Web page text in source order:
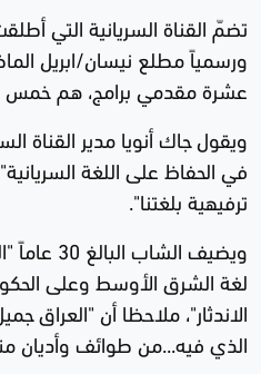
تضمّ القناة السريانية التي
عشرة مقدمي برامج، هم خمس
ويقول جاك أنويا مدير القناة
في الحفاظ على اللغة
ترفيهية بلغتنا".
ويضيف
لغة الشرق الأوسط وعلى
الاندثار"، ملاحظا أن "العراق
الذي فيه...من طوائف وأديان